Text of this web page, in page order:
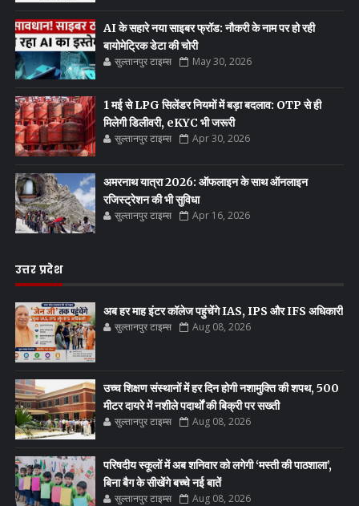
AI के सहारे नया साइबर फ्रॉड: नौकरी के नाम पर हो रही
बायोमेट्रिक डेटा की चोरी
सुल्तानपुर टाइम्स May 30, 2026
1 मई से LPG सिलेंडर नियमों में बड़ा बदलाव: OTP से ही
मिलेगी डिलीवरी, eKYC भी जरूरी
सुल्तानपुर टाइम्स Apr 30, 2026
अमरनाथ यात्रा 2026: ऑफलाइन के साथ ऑनलाइन
रजिस्ट्रेशन की भी सुविधा
सुल्तानपुर टाइम्स Apr 16, 2026
उत्तर प्रदेश
अब हर माह इंटर कॉलेज पहुंचेंगे IAS, IPS और IFS अधिकारी
सुल्तानपुर टाइम्स Aug 08, 2026
उच्च शिक्षण संस्थानों में हर दिन होगी नशामुक्ति की शपथ, 500
मीटर दायरे में नशीले पदार्थों की बिक्री पर सख्ती
सुल्तानपुर टाइम्स Aug 08, 2026
परिषदीय स्कूलों में अब शनिवार को लगेगी ‘मस्ती की पाठशाला’,
बिना बैग के सीखेंगे बच्चे नई बातें
सुल्तानपुर टाइम्स Aug 08, 2026